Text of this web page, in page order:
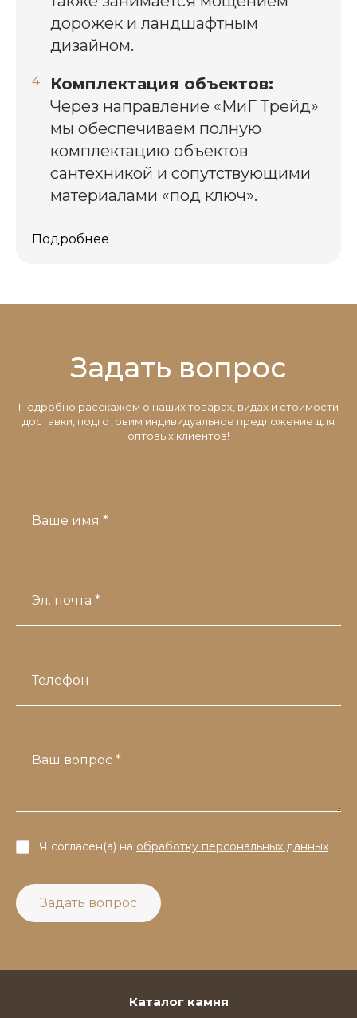
дорожек и ландшафтным
дизайном.
Комплектация объектов:
Через направление «МиГ Трейд»
мы обеспечиваем полную
комплектацию объектов
сантехникой и сопутствующими
материалами «под ключ».
Подробнее
Задать вопрос
Подробно расскажем о наших товарах, видах и стоимости
доставки, подготовим индивидуальное предложение для
оптовых клиентов!
Ваше имя *
Эл. почта *
Телефон
Ваш вопрос *
Задать вопрос
Я согласен(а) на обработку персональных данных
Каталог камня